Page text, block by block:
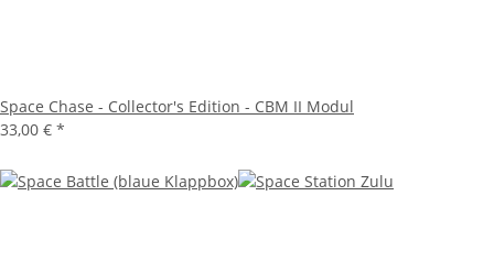
Space Chase - Collector's Edition - CBM II Modul
33,00 € *